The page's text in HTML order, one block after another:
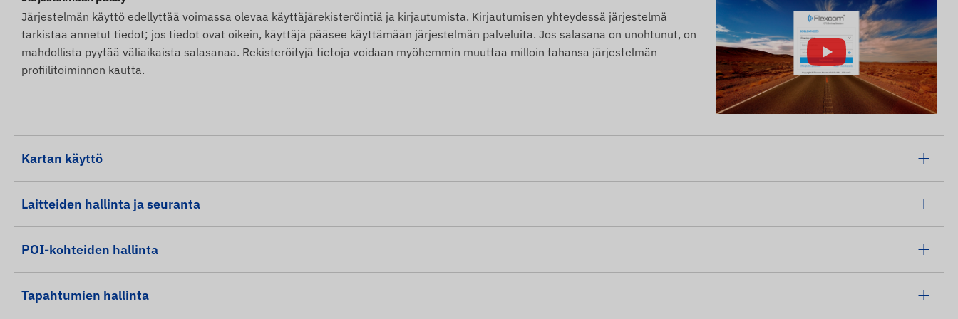
Järjestelmän käyttö edellyttää voimassa olevaa käyttäjärekisteröintiä ja kirjautumista. Kirjautumisen yhteydessä järjestelmä
tarkistaa annetut tiedot; jos tiedot ovat oikein, käyttäjä pääsee käyttämään järjestelmän palveluita. Jos salasana on unohtunut, on
mahdollista pyytää väliaikaista salasanaa. Rekisteröityjä tietoja voidaan myöhemmin muuttaa milloin tahansa järjestelmän
profiilitoiminnon kautta.
Kartan käyttö
Laitteiden hallinta ja seuranta
POI-kohteiden hallinta
Tapahtumien hallinta